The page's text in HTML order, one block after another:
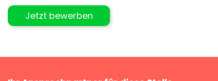
Jetzt bewerben